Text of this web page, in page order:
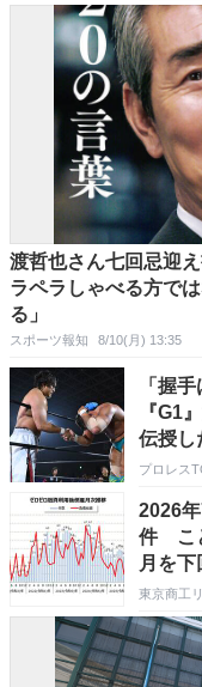
渡哲也さん七回忌迎
ラペラしゃべる方で
る」
スポーツ報知 8/10(月) 13:35
「握
『G1
伝授し
プロレス
2026
件 こ
月を下
東京商工